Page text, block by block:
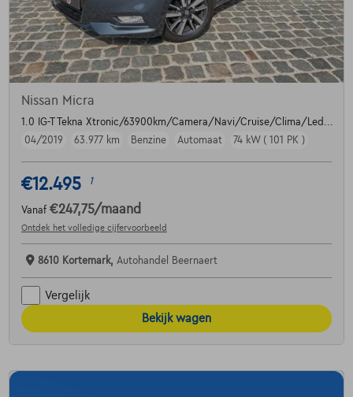
Nissan Micra
1.0 IG-T Tekna Xtronic/63900km/Camera/Navi/Cruise/Clima/Led...
04/2019
63.977 km Benzine Automaat 74 kW ( 101 PK )
€12.495 1
Vanaf €247,75/maand
Ontdek het volledige cijfervoorbeeld
8610 Kortemark, Autohandel Beernaert
Vergelijk
Bekijk wagen